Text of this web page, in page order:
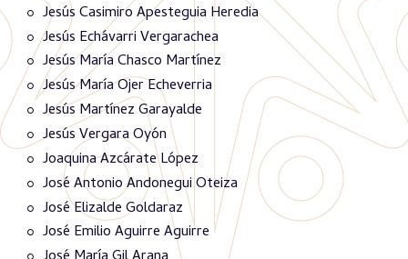
Jesús Casimiro Apesteguia Heredia
Jesús Echávarri Vergarachea
Jesús María Chasco Martínez
Jesús María Ojer Echeverria
Jesús Martínez Garayalde
Jesús Vergara Oyón
Joaquina Azcárate López
José Antonio Andonegui Oteiza
José Elizalde Goldaraz
José Emilio Aguirre Aguirre